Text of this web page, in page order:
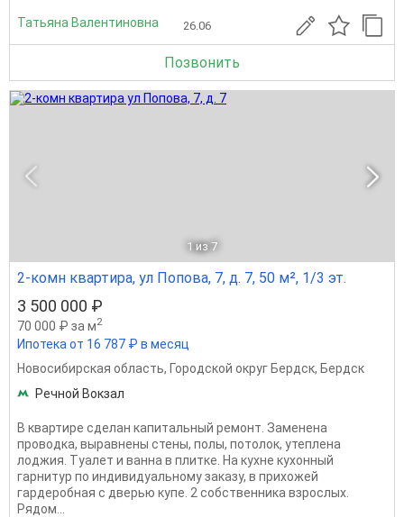
Татьяна Валентиновна 26.06
Позвонить
1 из 7
2-комн квартира, ул Попова, 7, д. 7, 50 м², 1/3 эт.
3 500 000 ₽
70 000 ₽ за м2
Ипотека от 16 787 ₽ в месяц
Новосибирская область, Городской округ Бердск, Бердск
Речной Вокзал
В квартире сделан капитальный ремонт. Заменена
проводка, выравнены стены, полы, потолок, утеплена
лоджия. Туалет и ванна в плитке. На кухне кухонный
гарнитур по индивидуальному заказу, в прихожей
гардеробная с дверью купе. 2 собственника взрослых.
Рядом...